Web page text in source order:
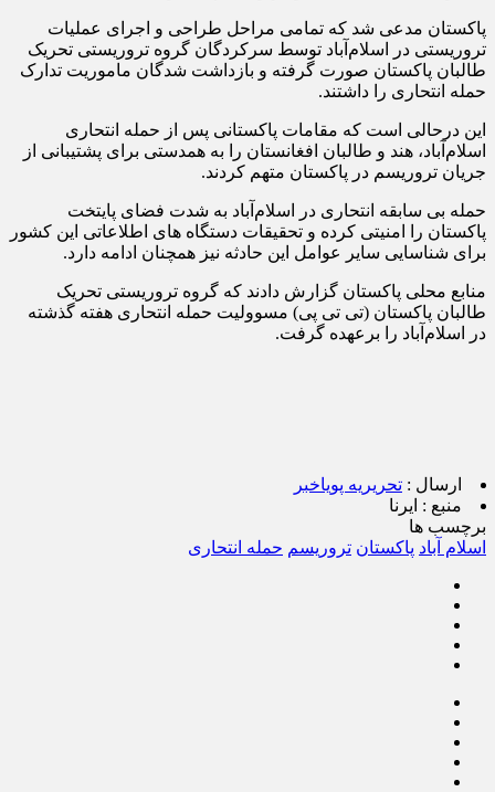
پاکستان مدعی شد که تمامی مراحل طراحی و اجرای عملیات
تروریستی در اسلام‌آباد توسط سرکردگان گروه تروریستی تحریک
طالبان پاکستان صورت گرفته و بازداشت شدگان ماموریت تدارک
حمله انتحاری را داشتند.
این درحالی است که مقامات پاکستانی پس از حمله انتحاری
اسلام‌آباد، هند و طالبان افغانستان را به همدستی برای پشتیبانی از
جریان تروریسم در پاکستان متهم کردند.
حمله بی سابقه انتحاری در اسلام‌آباد به شدت فضای پایتخت
پاکستان را امنیتی کرده و تحقیقات دستگاه های اطلاعاتی این کشور
برای شناسایی سایر عوامل این حادثه نیز همچنان ادامه دارد.
منابع محلی پاکستان گزارش دادند که گروه تروریستی تحریک
طالبان پاکستان (تی تی پی) مسوولیت حمله انتحاری هفته گذشته
در اسلام‌آباد را برعهده گرفت.
ارسال : تحریریه پویاخبر
منبع : ایرنا
برچسب ها
اسلام آباد پاکستان تروریسم حمله انتحاری